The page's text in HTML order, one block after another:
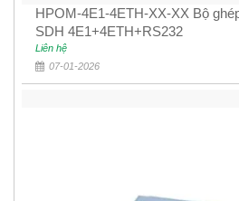
HPOM-4E1-4ETH-XX-XX Bộ
SDH 4E1+4ETH+RS232
Liên hệ
07-01-2026